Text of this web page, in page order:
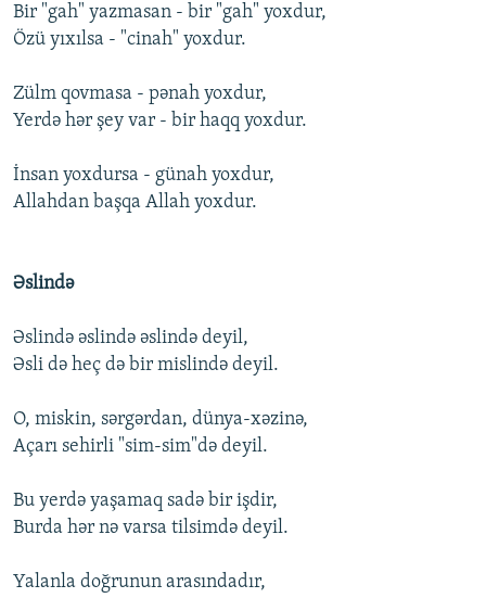
Bir "gah" yazmasan - bir "gah" yoxdur,
Özü yıxılsa - "cinah" yoxdur.
Zülm qovmasa - pənah yoxdur,
Yerdə hər şey var - bir haqq yoxdur.
İnsan yoxdursa - günah yoxdur,
Allahdan başqa Allah yoxdur.
Əslində
Əslində əslində əslində deyil,
Əsli də heç də bir mislində deyil.
O, miskin, sərgərdan, dünya-xəzinə,
Açarı sehirli "sim-sim"də deyil.
Bu yerdə yaşamaq sadə bir işdir,
Burda hər nə varsa tilsimdə deyil.
Yalanla doğrunun arasındadır,